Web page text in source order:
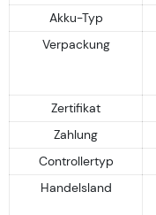
Akku-Typ
Verpackung
Zertifikat
Zahlung
Controllertyp
Handelsland